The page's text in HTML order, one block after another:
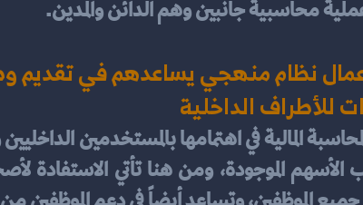
محاسبية جانبين وهم الدائن والمدين.
الأعمال نظام منهجي يساعدهم في
للأطراف الداخلية